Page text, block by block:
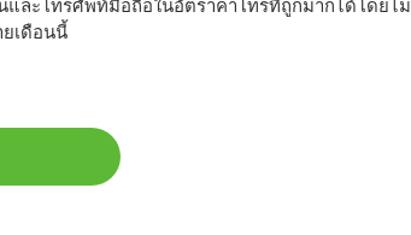
ละโทรศัพท์มือถือในอัตราค่าโทรที่ถูกมากได้โดยไม่
เดือนนี้